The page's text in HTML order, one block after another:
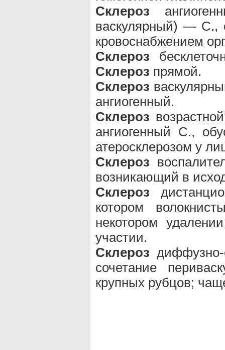
Склероз
васкулярный) — С.,
кровоснабжением
Склероз
Склероз прямой.
Склероз
ангиогенный.
Склероз
ангиогенный С.,
атеросклерозом у
Склероз
возникающий в
Склероз
котором
некотором
участии.
Склероз
сочетание
крупных рубцов;